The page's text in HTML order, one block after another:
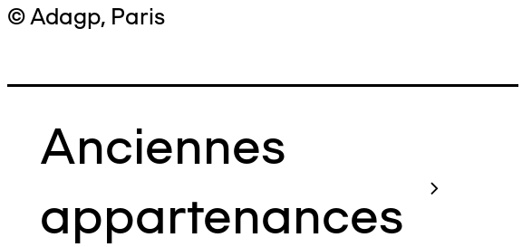
© Adagp, Paris
Anciennes
appartenances